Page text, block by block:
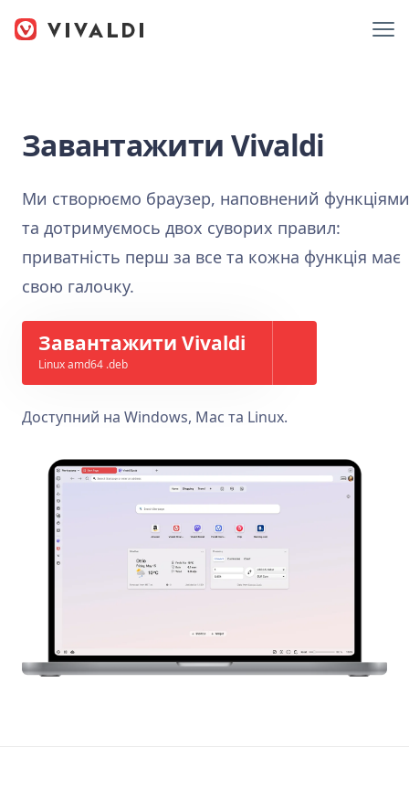
Завантажити Vivaldi
Ми створюємо браузер, наповнений
та дотримуємось двох суворих правил:
приватність перш за все та кожна функція має
свою галочку.
Завантажити Vivaldi
Linux amd64 .deb
Доступний на Windows, Mac та Linux.